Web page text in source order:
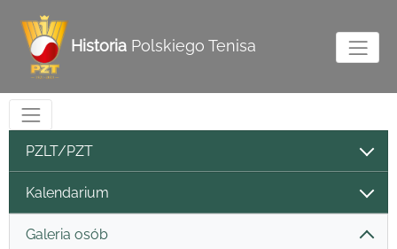
Historia Polskiego Tenisa
PZLT/PZT
Kalendarium
Galeria osób